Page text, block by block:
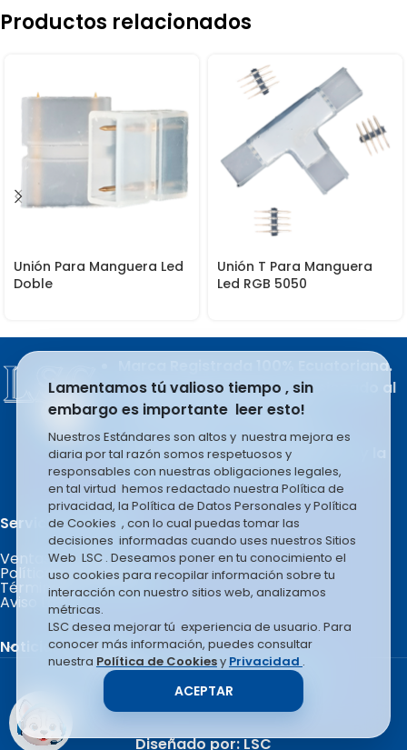
Productos relacionados
Unión Para Manguera Led
Doble
Unión T Para Manguera
Led RGB 5050
Marca Registrada 100% Ecuatoriana.
Producto del esfuerzo apasionado al
trabajo de sus integrantes.
LSC COMPANY S.A se rige en la
filosofía basada en el liderazgo y la
mejora constante e infinita.
Servicio al Cliente.
Ventas por Mayor
Políticas de Garantía
Términos y Condiciones
Aviso Legal
Noticias Recientes
Copyright © 2026 LSC COMPANY.
Todos los derechos reservados.
Diseñado por: LSC
Lamentamos tú valioso tiempo , sin
embargo es importante leer esto!
Nuestros Estándares son altos y nuestra mejora es
diaria por tal razón somos respetuosos y
responsables con nuestras obligaciones legales,
en tal virtud hemos redactado nuestra Política de
privacidad, la Política de Datos Personales y Política
de Cookies , con lo cual puedas tomar las
decisiones informadas cuando uses nuestros Sitios
Web LSC . Deseamos poner en tu conocimiento el
uso cookies para recopilar información sobre tu
interacción con nuestro sitios web, analizamos
métricas.
LSC desea mejorar tú experiencia de usuario. Para
conocer más información, puedes consultar
nuestra Política de Cookiesy Privacidad .
ACEPTAR